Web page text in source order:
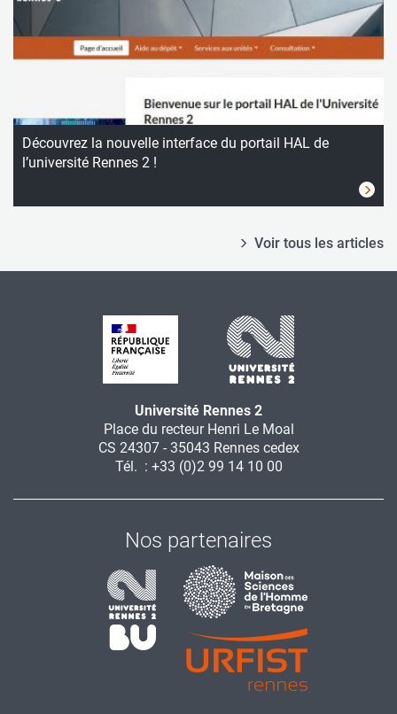
Découvrez la nouvelle interface du portail HAL de
l’université Rennes 2 !
Voir tous les articles
Université Rennes 2
Place du recteur Henri Le Moal
CS 24307 - 35043 Rennes cedex
Tél. : +33 (0)2 99 14 10 00
Nos partenaires